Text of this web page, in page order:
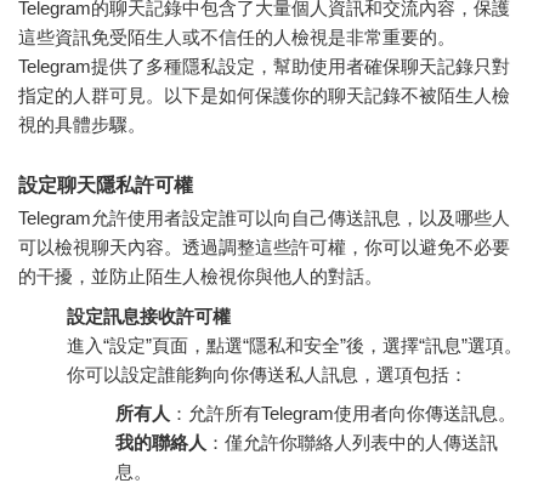
Telegram的聊天記錄中包含了大量個人資訊和交流內容，保護
這些資訊免受陌生人或不信任的人檢視是非常重要的。
Telegram提供了多種隱私設定，幫助使用者確保聊天記錄只對
指定的人群可見。以下是如何保護你的聊天記錄不被陌生人檢
視的具體步驟。
設定聊天隱私許可權
Telegram允許使用者設定誰可以向自己傳送訊息，以及哪些人
可以檢視聊天內容。透過調整這些許可權，你可以避免不必要
的干擾，並防止陌生人檢視你與他人的對話。
設定訊息接收許可權
進入“設定”頁面，點選“隱私和安全”後，選擇“訊息”選項。
你可以設定誰能夠向你傳送私人訊息，選項包括：
所有人 ：允許所有Telegram使用者向你傳送訊息。
我的聯絡人 ：僅允許你聯絡人列表中的人傳送訊
息。